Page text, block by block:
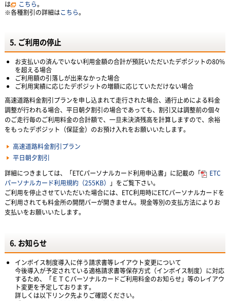
は
こちら。
※各種割引の詳細はこちら。
5. ご利用の停止
お支払いの済んでいない利用金額の合計が預託いただいたデポジットの80%
を超える場合
ご利用額の引落しが出来なかった場合
ご利用実績に応じたデポジットの増額に応じていただけない場合
高速道路料金割引プランを申し込まれて走行された場合、通行止めによる料金
調整が行われる場合、平日朝夕割引の場合であっても、割引又は調整前の個々
のご走行毎のご利用料金の合計額で、一旦未決済残高を計算しますので、余裕
をもったデポジット（保証金）のお預け入れをお願いいたします。
高速道路料金割引プラン
平日朝夕割引
詳細につきましては、「ETCパーソナルカード利用申込書」に記載の「
ETC
パーソナルカード利用規約（255KB）
」をご覧下さい。
ご利用を停止させていただいた場合には、ETC利用時にETCパーソナルカードを
ご利用されても料金所の開閉バーが開きません。現金等別の支払方法によりお
支払いをお願いいたします。
6. お知らせ
インボイス制度導入に伴う請求書等レイアウト変更について
今後導入が予定されている適格請求書等保存方式（インボイス制度）に対応
するため、「ＥＴＣパーソナルカードご利用料金のお知らせ」等のレイアウ
ト変更を予定しております。
詳しくは以下リンク先よりご確認ください。